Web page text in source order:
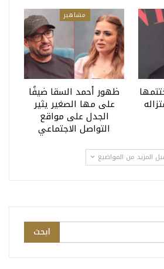
مشاهير
ظهور أحمد السقا ضيفًا
على مها الصغير يثير
الجدل على مواقع
التواصل الاجتماعي
المزيد من المواضيع